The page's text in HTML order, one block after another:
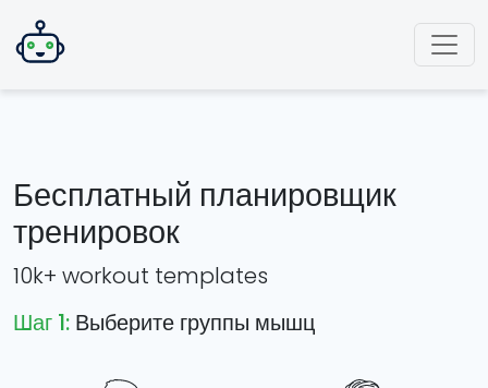
Бесплатный планировщик
тренировок
10k+ workout templates
Шаг 1: Выберите группы мышц